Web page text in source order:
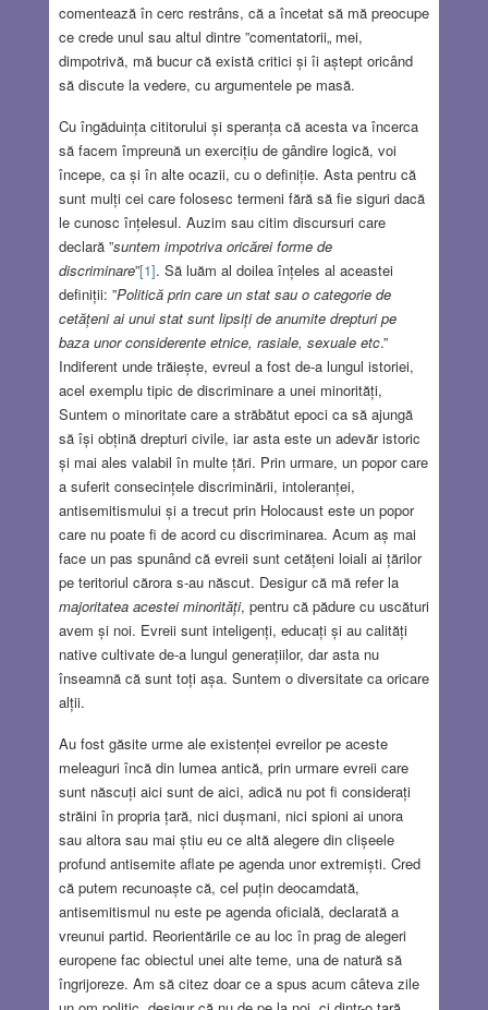
comentează în cerc restrâns, că a încetat să mă preocupe
ce crede unul sau altul dintre ”comentatorii„ mei,
dimpotrivă, mă bucur că există critici și îi aștept oricând
să discute la vedere, cu argumentele pe masă.
Cu îngăduința cititorului și speranța că acesta va încerca
să facem împreună un exercițiu de gândire logică, voi
începe, ca și în alte ocazii, cu o definiție. Asta pentru că
sunt mulți cei care folosesc termeni fără să fie siguri dacă
le cunosc înțelesul. Auzim sau citim discursuri care
declară ”suntem impotriva oricărei forme de
discriminare”[1]. Să luăm al doilea înțeles al aceastei
definiții: ”Politică prin care un stat sau o categorie de
cetățeni ai unui stat sunt lipsiți de anumite drepturi pe
baza unor considerente etnice, rasiale, sexuale etc.”
Indiferent unde trăiește, evreul a fost de-a lungul istoriei,
acel exemplu tipic de discriminare a unei minorități,
Suntem o minoritate care a străbătut epoci ca să ajungă
să își obțină drepturi civile, iar asta este un adevăr istoric
și mai ales valabil în multe țări. Prin urmare, un popor care
a suferit consecințele discriminării, intoleranței,
antisemitismului și a trecut prin Holocaust este un popor
care nu poate fi de acord cu discriminarea. Acum aș mai
face un pas spunând că evreii sunt cetățeni loiali ai țărilor
pe teritoriul cărora s-au născut. Desigur că mă refer la
majoritatea acestei minorități, pentru că pădure cu uscături
avem și noi. Evreii sunt inteligenți, educați și au calități
native cultivate de-a lungul generațiilor, dar asta nu
înseamnă că sunt toți așa. Suntem o diversitate ca oricare
alții.
Au fost găsite urme ale existenței evreilor pe aceste
meleaguri încă din lumea antică, prin urmare evreii care
sunt născuți aici sunt de aici, adică nu pot fi considerați
străini în propria țară, nici dușmani, nici spioni ai unora
sau altora sau mai știu eu ce altă alegere din clișeele
profund antisemite aflate pe agenda unor extremiști. Cred
că putem recunoaște că, cel puțin deocamdată,
antisemitismul nu este pe agenda oficială, declarată a
vreunui partid. Reorientările ce au loc în prag de alegeri
europene fac obiectul unei alte teme, una de natură să
îngrijoreze. Am să citez doar ce a spus acum câteva zile